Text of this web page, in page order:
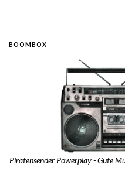
BOOMBOX
Piratensender Powerplay - Gute